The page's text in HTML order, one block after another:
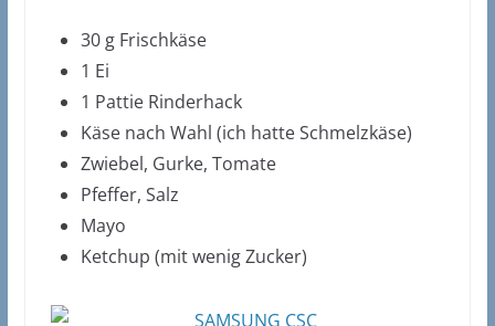
30 g Frischkäse
1 Ei
1 Pattie Rinderhack
Käse nach Wahl (ich hatte Schmelzkäse)
Zwiebel, Gurke, Tomate
Pfeffer, Salz
Mayo
Ketchup (mit wenig Zucker)